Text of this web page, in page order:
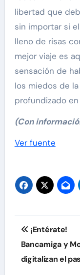
libertad que
sin importar si
lleno de risas
mejor viaje es
sensación de
los miedos de
profundizado
(Con
entradas
Ver fuente
de
entradas
¡Entérate!
Bancamiga y
digitalizan el